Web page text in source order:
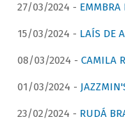
27/03/2024 - EMMBRA
15/03/2024 - LAÍS DE
08/03/2024 - CAMILA
01/03/2024 -
23/02/2024 - RUDÁ